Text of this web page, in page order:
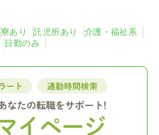
寮あり 託児所あり
介護・福祉系
日勤のみ